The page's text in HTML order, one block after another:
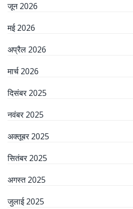
जून 2026
मई 2026
अप्रैल 2026
मार्च 2026
दिसंबर 2025
नवंबर 2025
अक्तूबर 2025
सितंबर 2025
अगस्त 2025
जुलाई 2025